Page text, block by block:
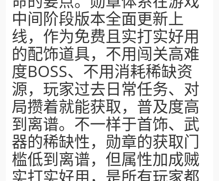
中间阶段版本全面更新上
线，作为免费且实打实好用
的配饰道具，不用闯关高难
度BOSS、不用消耗稀缺资
源，玩家过去日常任务、对
局攒着就能获取，普及度高
到离谱。不一样于首饰、武
器的稀缺性，勋章的获取门
槛低到离谱，但属性加成贼
实打实好用，是所有玩家都